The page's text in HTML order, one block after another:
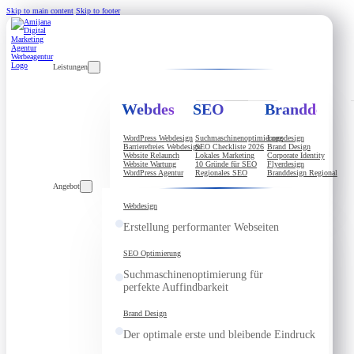
Skip to main content Skip to footer
Leistungen
Webdesign
WordPress Webdesign
Barrierefreies Webdesign
Website Relaunch
Website Wartung
WordPress Agentur
SEO
Suchmaschinenoptimierung
SEO Checkliste 2026
Lokales Marketing
10 Gründe für SEO
Regionales SEO
Branddesign
Logodesign
Brand Design
Corporate Identity
Flyerdesign
Branddesign Regional
Angebot
Webdesign
Erstellung performanter Webseiten
SEO Optimierung
Suchmaschinenoptimierung für
perfekte Auffindbarkeit
Brand Design
Der optimale erste und bleibende Eindruck